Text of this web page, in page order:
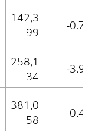
142,3
99
-0.7
258,1
34
-3.9
381,0
58
0.4